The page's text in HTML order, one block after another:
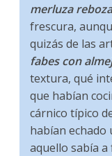
merluza
frescura,
quizás de las
fabes con
textura, qué
que habían
cárnico típico
habían echado
aquello sabía